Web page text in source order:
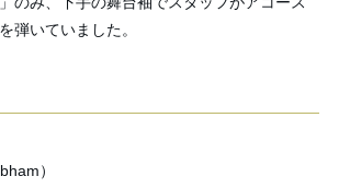
弾いていました。
）